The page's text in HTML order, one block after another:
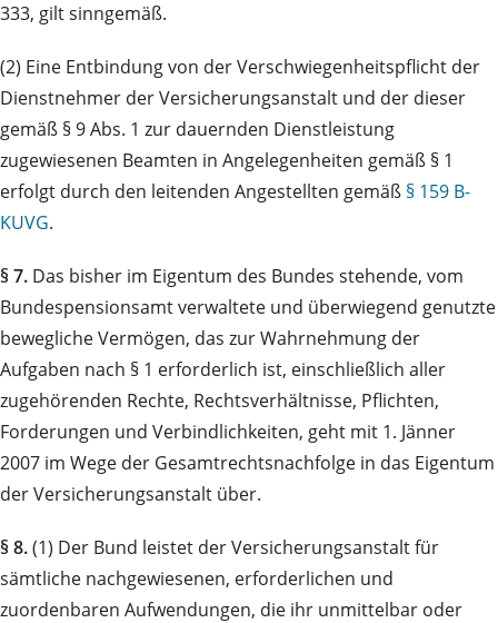
333, gilt sinngemäß.
(2) Eine Entbindung von der Verschwiegenheitspflicht der
Dienstnehmer der Versicherungsanstalt und der dieser
gemäß § 9 Abs. 1 zur dauernden Dienstleistung
zugewiesenen Beamten in Angelegenheiten gemäß § 1
erfolgt durch den leitenden Angestellten gemäß § 159 B-
KUVG.
§ 7. Das bisher im Eigentum des Bundes stehende, vom
Bundespensionsamt verwaltete und überwiegend genutzte
bewegliche Vermögen, das zur Wahrnehmung der
Aufgaben nach § 1 erforderlich ist, einschließlich aller
zugehörenden Rechte, Rechtsverhältnisse, Pflichten,
Forderungen und Verbindlichkeiten, geht mit 1. Jänner
2007 im Wege der Gesamtrechtsnachfolge in das Eigentum
der Versicherungsanstalt über.
§ 8.(1) Der Bund leistet der Versicherungsanstalt für
sämtliche nachgewiesenen, erforderlichen und
zuordenbaren Aufwendungen, die ihr unmittelbar oder